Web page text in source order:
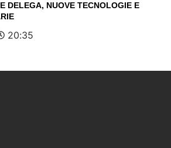
DELEGA, NUOVE TECNOLOGIE E
20:35